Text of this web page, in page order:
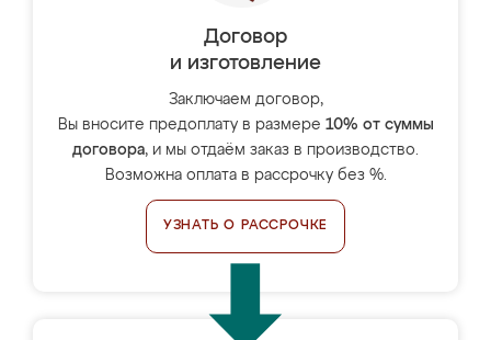
Договор
и изготовление
Заключаем договор,
Вы вносите предоплату в размере 10% от суммы
договора, и мы отдаём заказ в производство.
Возможна оплата в рассрочку без %.
УЗНАТЬ О РАССРОЧКЕ